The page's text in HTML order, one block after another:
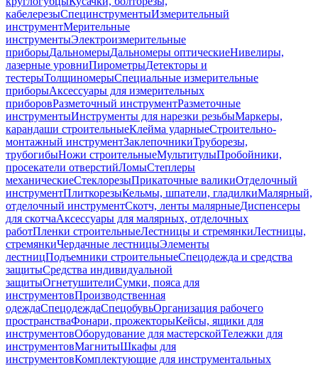
кабелерезыСпецинструментыИзмерительный
инструментМерительные
инструментыЭлектроизмерительные
приборыДальномерыДальномеры оптическиеНивелиры,
лазерные уровниПирометрыДетекторы и
тестерыТолщиномерыСпециальные измерительные
приборыАксессуары для измерительных
приборовРазметочный инструментРазметочные
инструментыИнструменты для нарезки резьбыМаркеры,
карандаши строительныеКлейма ударныеСтроительно-
монтажный инструментЗаклепочникиТруборезы,
трубогибыНожи строительныеМультитулыПробойники,
просекатели отверстийЛомыСтеплеры
механическиеСтеклорезыПрикаточные валикиОтделочный
инструментПлиткорезыКельмы, шпатели, гладилкиМалярный,
отделочный инструментСкотч, ленты малярныеДиспенсеры
для скотчаАксессуары для малярных, отделочных
работПленки строительныеЛестницы и стремянкиЛестницы,
стремянкиЧердачные лестницыЭлементы
лестницПодъемники строительныеСпецодежда и средства
защитыСредства индивидуальной
защитыОгнетушителиСумки, пояса для
инструментовПроизводственная
одеждаСпецодеждаСпецобувьОрганизация рабочего
пространстваФонари, прожекторыКейсы, ящики для
инструментовОборудование для мастерскойТележки для
инструментовМагнитыШкафы для
инструментовКомплектующие для инструментальных